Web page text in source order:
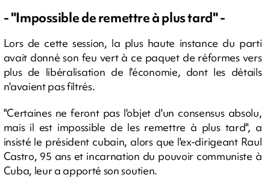
- "Impossible de remettre à plus tard" -
Lors de cette session, la plus haute instance du parti
avait donné son feu vert à ce paquet de réformes vers
plus de libéralisation de l'économie, dont les détails
n'avaient pas filtrés.
"Certaines ne feront pas l'objet d'un consensus absolu,
mais il est impossible de les remettre à plus tard", a
insisté le président cubain, alors que l'ex-dirigeant Raul
Castro, 95 ans et incarnation du pouvoir communiste à
Cuba, leur a apporté son soutien.